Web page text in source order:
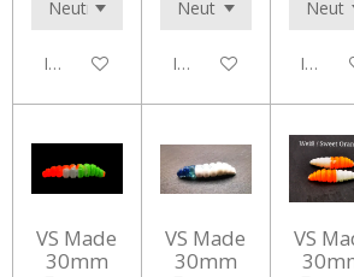
In den WarenkorbIn den WarenkorbIn den
VS Made
30mm
VS Made
30mm
VS